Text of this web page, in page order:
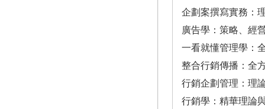
企劃案撰寫實務：
廣告學：策略、經
一看就懂管理學：
整合行銷傳播：全
行銷企劃管理：理
行銷學：精華理論